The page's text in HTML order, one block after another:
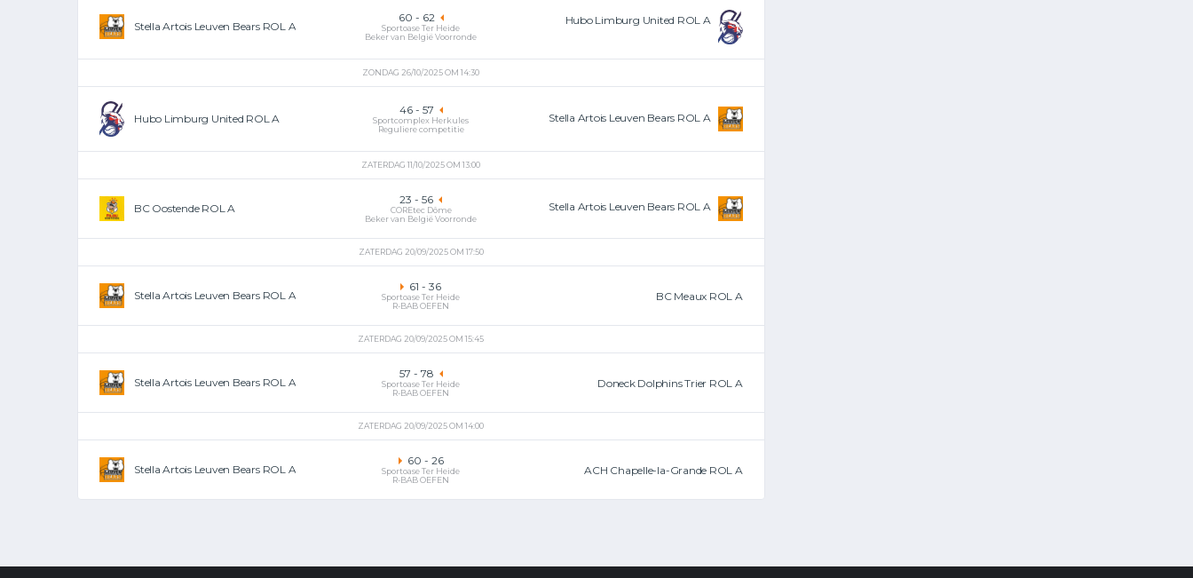
Stella Artois Leuven Bears ROL A
60 - 62
Sportoase Ter Heide
Beker van België Voorronde
Hubo Limburg United ROL A
ZONDAG 26/10/2025 OM 14:30
Hubo Limburg United ROL A
46- 57
Sportcomplex Herkules
Reguliere competitie
Stella Artois Leuven Bears ROL A
ZATERDAG 11/10/2025 OM 13:00
BC Oostende ROL A
23 -56
COREtec Dôme
Beker van België Voorronde
Stella Artois Leuven Bears ROL A
ZATERDAG 20/09/2025 OM 17:50
Stella Artois Leuven Bears ROL A
61 -36
Sportoase Ter Heide
R-BAB OEFEN
BC Meaux ROL A
ZATERDAG 20/09/2025 OM 15:45
Stella Artois Leuven Bears ROL A
57 - 78
Sportoase Ter Heide
R-BAB OEFEN
Doneck Dolphins Trier ROL A
ZATERDAG 20/09/2025 OM 14:00
Stella Artois Leuven Bears ROL A
60 - 26
Sportoase Ter Heide
R-BAB OEFEN
ACH Chapelle-la-Grande ROL A